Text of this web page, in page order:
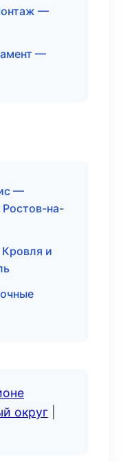
—
—
—
на-
и
округ